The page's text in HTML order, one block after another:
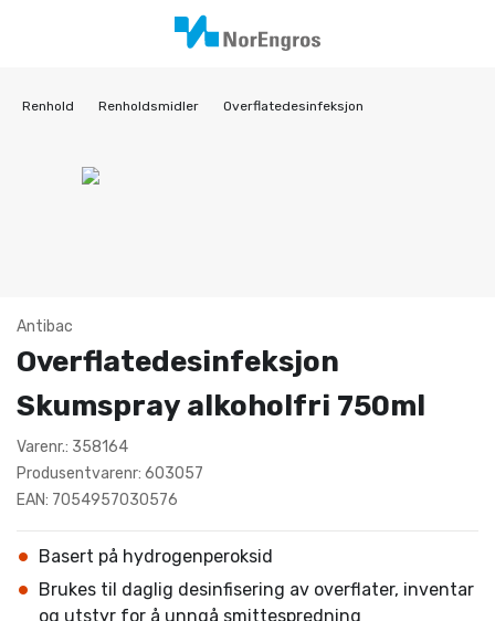
Renhold Renholdsmidler Overflatedesinfeksjon
Antibac
Overflatedesinfeksjon
Skumspray alkoholfri 750ml
Varenr.: 358164
Produsentvarenr: 603057
EAN: 7054957030576
Basert på hydrogenperoksid
Brukes til daglig desinfisering av overflater, inventar
og utstyr for å unngå smittespredning